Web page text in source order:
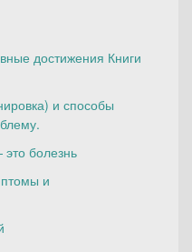
достижения Книги
и способы
болезнь
и